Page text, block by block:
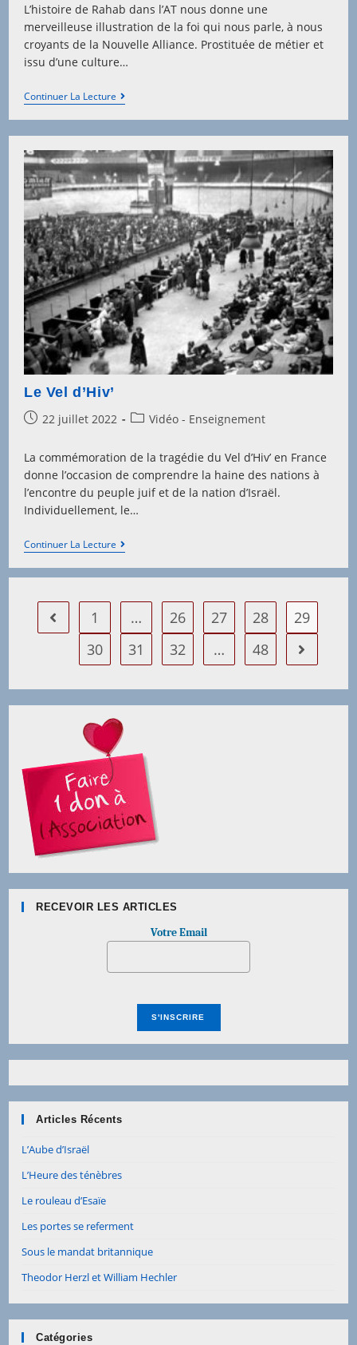
L’histoire de Rahab dans l’AT nous donne une
merveilleuse illustration de la foi qui nous parle, à nous
croyants de la Nouvelle Alliance. Prostituée de métier et
issu d’une culture…
Continuer La LectureLa
Foi
De
Rahab
Le Vel d’Hiv’
Post22 juillet 2022
PostVidéo - Enseignement
La commémoration de la tragédie du Vel d’Hiv’ en France
donne l’occasion de comprendre la haine des nations à
l’encontre du peuple juif et de la nation d’Israël.
Individuellement, le…
Continuer La LectureLe
Vel
D’Hiv’
Go to the previous page
1 … 26 27 28
29
30
31 32 … 48 Aller à la
RECEVOIR LES ARTICLES
Votre Email
Articles Récents
L’Aube d’Israël
L’Heure des ténèbres
Le rouleau d’Esaïe
Les portes se referment
Sous le mandat britannique
Theodor Herzl et William Hechler
Catégories